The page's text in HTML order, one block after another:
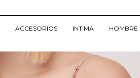
ACCESORIOS INTIMA HOMBRE